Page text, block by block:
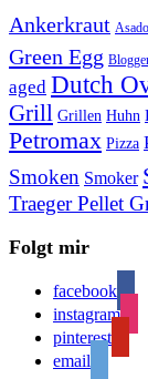
Ankerkraut Asado
Green Egg
aged Dutch
Grill Grillen Huhn
Petromax Pizza
Smoken Smoker
Traeger Pellet
Folgt mir
facebook
instagram
pinterest
email